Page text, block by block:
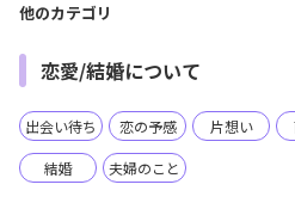
他のカテゴリ
恋愛/結婚について
出会い待ち 恋の予感 片想い
結婚 夫婦のこと